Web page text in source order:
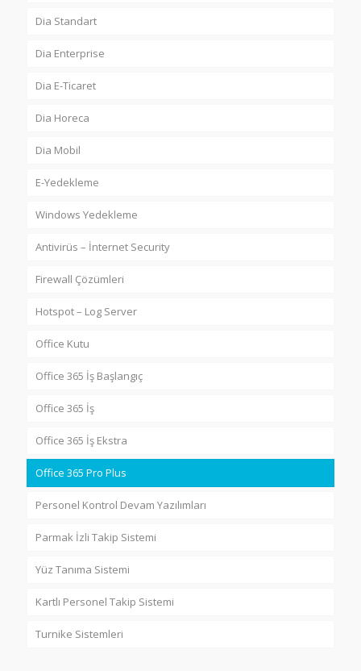
Dia Standart
Dia Enterprise
Dia E-Ticaret
Dia Horeca
Dia Mobil
E-Yedekleme
Windows Yedekleme
Antivirüs – İnternet Security
Firewall Çözümleri
Hotspot – Log Server
Office Kutu
Office 365 İş Başlangıç
Office 365 İş
Office 365 İş Ekstra
Office 365 Pro Plus
Personel Kontrol Devam Yazılımları
Parmak İzli Takip Sistemi
Yüz Tanıma Sistemi
Kartlı Personel Takip Sistemi
Turnike Sistemleri